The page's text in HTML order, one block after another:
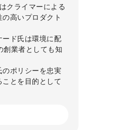
クライマーによる
高いプロダクト
ド氏は環境に配
業者としても知
ポリシーを忠実
とを目的として